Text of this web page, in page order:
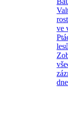
ve
dne